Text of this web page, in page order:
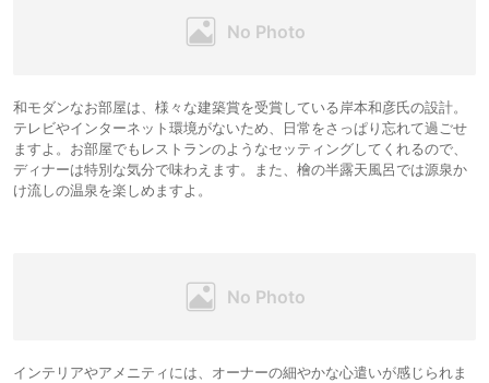
和モダンなお部屋は、様々な建築賞を受賞している岸本和彦氏の設計。
テレビやインターネット環境がないため、日常をさっぱり忘れて過ごせ
ますよ。お部屋でもレストランのようなセッティングしてくれるので、
ディナーは特別な気分で味わえます。また、檜の半露天風呂では源泉か
け流しの温泉を楽しめますよ。
インテリアやアメニティには、オーナーの細やかな心遣いが感じられま